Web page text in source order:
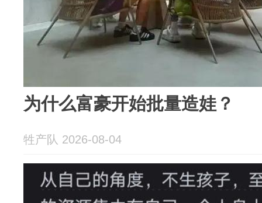
为什么富豪开始批量造娃？
牲产队 2026-08-04